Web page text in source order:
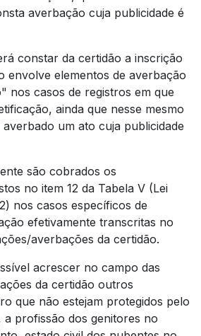
averbação cuja publicidade é
constar da certidão a inscrição
envolve elementos de averbação
nos casos de registros em que
ainda que nesse mesmo
um ato cuja publicidade
são cobrados os
no item 12 da Tabela V (Lei
nos casos específicos de
efetivamente transcritas no
averbações da certidão.
acrescer no campo das
da certidão outros
que não estejam protegidos pelo
profissão dos genitores no